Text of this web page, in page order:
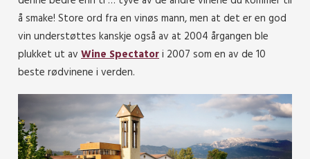
å smake! Store ord fra en vinøs mann, men at det er en god
vin understøttes kanskje også av at 2004 årgangen ble
plukket ut av Wine Spectatori 2007 som en av de 10
beste rødvinene i verden.